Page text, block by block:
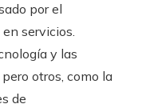
por el
servicios.
y las
otros, como la
de